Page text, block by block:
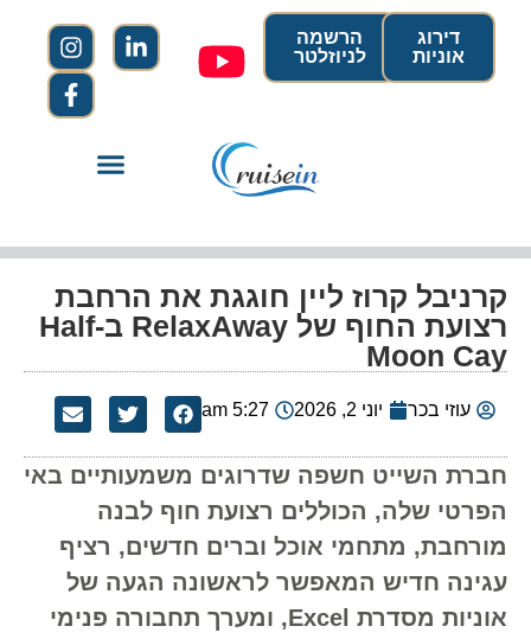
הרשמה
לניוזלטר
דירוג
אוניות
קרניבל קרוז ליין חוגגת את הרחבת
רצועת החוף של RelaxAway ב-Half
Moon Cay
עוזי בכר יוני 2, 2026 5:27 am
חברת השייט חשפה שדרוגים משמעותיים באי
הפרטי שלה, הכוללים רצועת חוף לבנה
מורחבת, מתחמי אוכל וברים חדשים, רציף
עגינה חדיש המאפשר לראשונה הגעה של
אוניות מסדרת Excel, ומערך תחבורה פנימי